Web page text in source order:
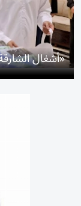
«أشغال